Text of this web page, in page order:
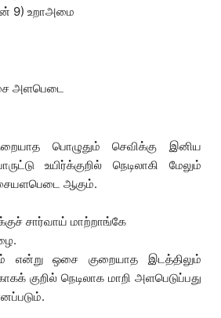
9) உறாஅமை
அளபெடை
பொழுதும் செவிக்கு இனிய
உயிர்க்குறில் நெடிலாகி மேலும்
ஆகும்.
சார்வாய் மாற்றாங்கே
என்று ஒசை குறையாத இடத்திலும்
குறில் நெடிலாக மாறி அளபெடுப்பது